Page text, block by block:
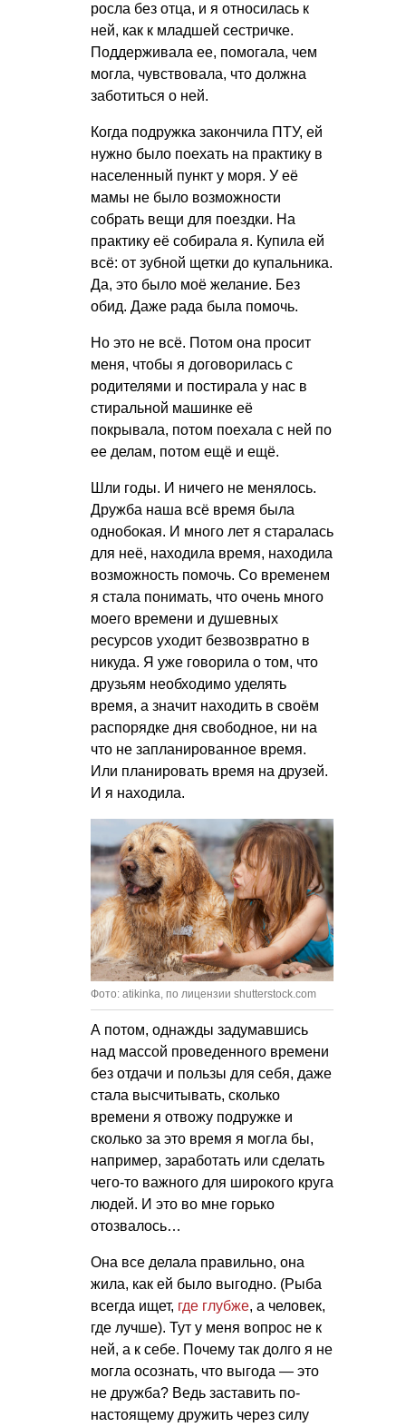
росла без отца, и я относилась к
ней, как к младшей сестричке.
Поддерживала ее, помогала, чем
могла, чувствовала, что должна
заботиться о ней.
Когда подружка закончила ПТУ, ей
нужно было поехать на практику в
населенный пункт у моря. У её
мамы не было возможности
собрать вещи для поездки. На
практику её собирала я. Купила ей
всё: от зубной щетки до купальника.
Да, это было моё желание. Без
обид. Даже рада была помочь.
Но это не всё. Потом она просит
меня, чтобы я договорилась с
родителями и постирала у нас в
стиральной машинке её
покрывала, потом поехала с ней по
ее делам, потом ещё и ещё.
Шли годы. И ничего не менялось.
Дружба наша всё время была
однобокая. И много лет я старалась
для неё, находила время, находила
возможность помочь. Со временем
я стала понимать, что очень много
моего времени и душевных
ресурсов уходит безвозвратно в
никуда. Я уже говорила о том, что
друзьям необходимо уделять
время, а значит находить в своём
распорядке дня свободное, ни на
что не запланированное время.
Или планировать время на друзей.
И я находила.
Фото: atikinka, по лицензии shutterstock.com
А потом, однажды задумавшись
над массой проведенного времени
без отдачи и пользы для себя, даже
стала высчитывать, сколько
времени я отвожу подружке и
сколько за это время я могла бы,
например, заработать или сделать
чего-то важного для широкого круга
людей. И это во мне горько
отозвалось…
Она все делала правильно, она
жила, как ей было выгодно. (Рыба
всегда ищет, где глубже, а человек,
где лучше). Тут у меня вопрос не к
ней, а к себе. Почему так долго я не
могла осознать, что выгода — это
не дружба? Ведь заставить по-
настоящему дружить через силу